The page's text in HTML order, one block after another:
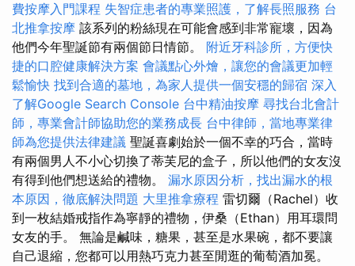
費按摩入門課程 失智症患者的專業照護，了解長照服務 台
北推拿按摩 該系列的粉絲現在可能會感到非常寵壞，因為
他們今年聖誕節有兩個節日情節。 附近牙科診所，方便快
捷的口腔健康解決方案 會議點心外燴，讓您的會議更加輕
鬆愉快 找到合適的墓地，為家人提供一個安穩的歸宿 深入
了解Google Search Console 台中精油按摩 尋找台北會計
師，專業會計師協助您的業務成長 台中律師，當地專業律
師為您提供法律建議 聖誕喜劇始於一個不幸的巧合，當時
有兩個男人不小心切換了蒂芙尼的盒子，所以他們的女友沒
有得到他們想送給的禮物。 漏水原因分析，找出漏水的根
本原因，徹底解決問題 大里推拿療程 雷切爾（Rachel）收
到一枚結婚戒指作為寧靜的禮物，伊桑（Ethan）用耳環問
女友的手。 無論是鹹味，糖果，甚至是水果碗，都不要讓
自己退縮，您都可以用熱巧克力甚至閒逛的葡萄酒加冕。